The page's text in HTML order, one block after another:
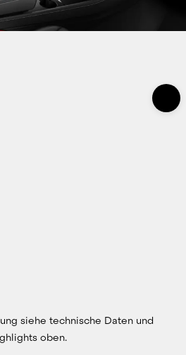
siehe technische Daten und
oben.